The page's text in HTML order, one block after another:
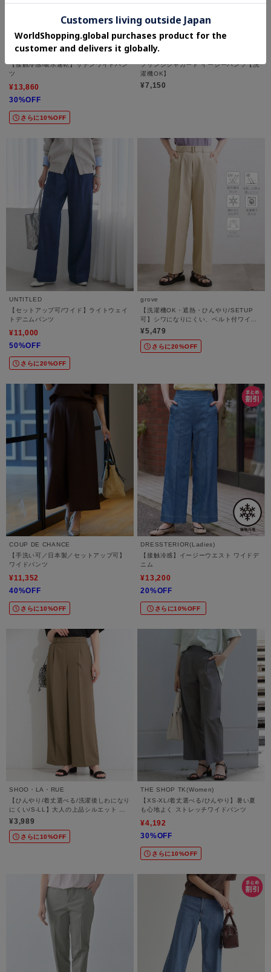
UNTITLED
【接触冷感/吸水速乾】サテンワイドパン
ツ
¥13,860
30%OFF
さらに10%OFF
OPAQUE.CLIP
フリンジジャカード イージーパンツ【洗
濯機OK】
¥7,150
UNTITLED
【セットアップ可/ワイド】ライトウェイ
トデニムパンツ
¥11,000
50%OFF
さらに20%OFF
grove
【洗濯機OK・遮熱・ひんやり/SETUP
可】シワになりにくい、ベルト付ワイド
パンツ
¥5,479
さらに20%OFF
COUP DE CHANCE
【手洗い可／日本製／セットアップ可】
ワイドパンツ
¥11,352
40%OFF
さらに10%OFF
DRESSTERIOR(Ladies)
【接触冷感】イージーウエスト ワイドデ
ニム
¥13,200
20%OFF
さらに10%OFF
SHOO・LA・RUE
【ひんやり/着丈選べる/洗濯後しわになり
にくい/S-LL】大人の上品シルエット セ
ンタープレスタックワイドパンツ
¥3,989
さらに10%OFF
THE SHOP TK(Women)
【XS-XL/着丈選べる/ひんやり】暑い夏
も心地よく ストレッチワイドパンツ
¥4,192
30%OFF
さらに10%OFF